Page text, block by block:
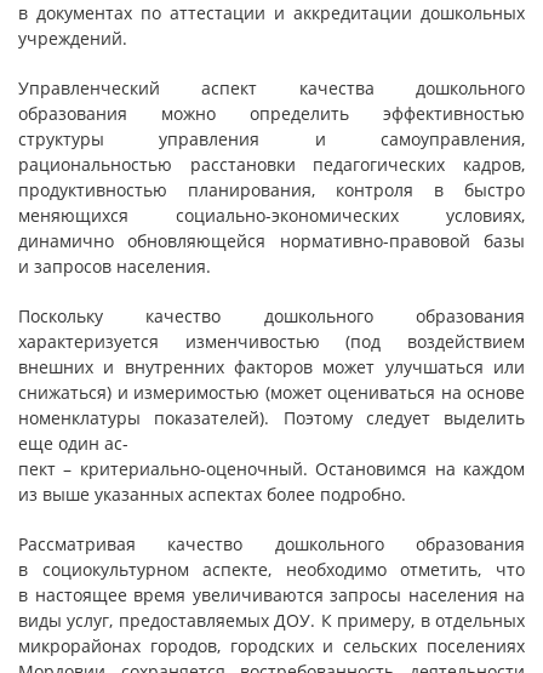
в документах по аттестации и аккредитации дошкольных
учреждений.
Управленческий аспект качества дошкольного
образования можно определить эффективностью
структуры управления и самоуправления,
рациональностью расстановки педагогических кадров,
продуктивностью планирования, контроля в быстро
меняющихся социально-экономических условиях,
динамично обновляющейся нормативно-правовой базы
и запросов населения.
Поскольку качество дошкольного образования
характеризуется изменчивостью (под воздействием
внешних и внутренних факторов может улучшаться или
снижаться) и измеримостью (может оцениваться на основе
номенклатуры показателей). Поэтому следует выделить
еще один ас-
пект – критериально-оценочный. Остановимся на каждом
из выше указанных аспектах более подробно.
Рассматривая качество дошкольного образования
в социокультурном аспекте, необходимо отметить, что
в настоящее время увеличиваются запросы населения на
виды услуг, предоставляемых ДОУ. К примеру, в отдельных
микрорайонах городов, городских и сельских поселениях